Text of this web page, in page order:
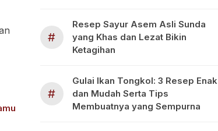
#
Resep Sayur Asem Asli Sunda
yang Khas dan Lezat Bikin
Ketagihan
#
Gulai Ikan Tongkol: 3 Resep Enak
dan Mudah Serta Tips
Membuatnya yang Sempurna